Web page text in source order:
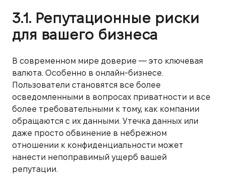
3.1. Репутационные риски
для вашего бизнеса
В современном мире доверие — это ключевая
валюта. Особенно в онлайн-бизнесе.
Пользователи становятся все более
осведомленными в вопросах приватности и все
более требовательными к тому, как компании
обращаются с их данными. Утечка данных или
даже просто обвинение в небрежном
отношении к конфиденциальности может
нанести непоправимый ущерб вашей
репутации.